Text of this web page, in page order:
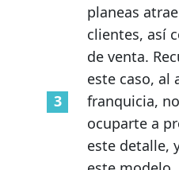
planeas
clientes, así
de venta.
este caso, al
franquicia,
ocuparte a
este detalle,